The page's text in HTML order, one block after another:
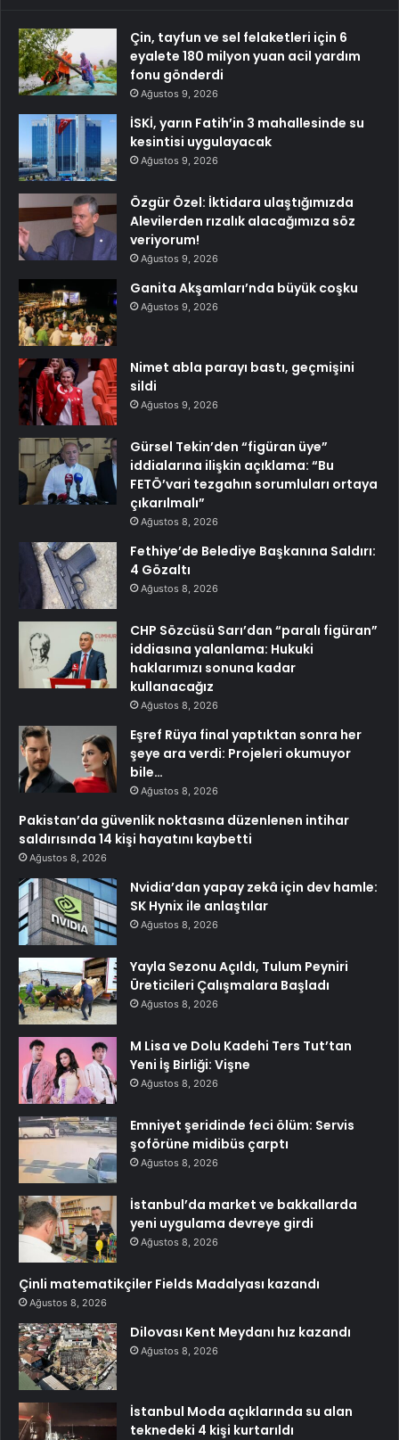
Çin, tayfun ve sel felaketleri için 6
eyalete 180 milyon yuan acil yardım
fonu gönderdi
Ağustos 9, 2026
İSKİ, yarın Fatih’in 3 mahallesinde su
kesintisi uygulayacak
Ağustos 9, 2026
Özgür Özel: İktidara ulaştığımızda
Alevilerden rızalık alacağımıza söz
veriyorum!
Ağustos 9, 2026
Ganita Akşamları’nda büyük coşku
Ağustos 9, 2026
Nimet abla parayı bastı, geçmişini
sildi
Ağustos 9, 2026
Gürsel Tekin’den “figüran üye”
iddialarına ilişkin açıklama: “Bu
FETÖ’vari tezgahın sorumluları ortaya
çıkarılmalı”
Ağustos 8, 2026
Fethiye’de Belediye Başkanına Saldırı:
4 Gözaltı
Ağustos 8, 2026
CHP Sözcüsü Sarı’dan “paralı figüran”
iddiasına yalanlama: Hukuki
haklarımızı sonuna kadar
kullanacağız
Ağustos 8, 2026
Eşref Rüya final yaptıktan sonra her
şeye ara verdi: Projeleri okumuyor
bile…
Ağustos 8, 2026
Pakistan’da güvenlik noktasına düzenlenen intihar
saldırısında 14 kişi hayatını kaybetti
Ağustos 8, 2026
Nvidia’dan yapay zekâ için dev hamle:
SK Hynix ile anlaştılar
Ağustos 8, 2026
Yayla Sezonu Açıldı, Tulum Peyniri
Üreticileri Çalışmalara Başladı
Ağustos 8, 2026
M Lisa ve Dolu Kadehi Ters Tut’tan
Yeni İş Birliği: Vişne
Ağustos 8, 2026
Emniyet şeridinde feci ölüm: Servis
şoförüne midibüs çarptı
Ağustos 8, 2026
İstanbul’da market ve bakkallarda
yeni uygulama devreye girdi
Ağustos 8, 2026
Çinli matematikçiler Fields Madalyası kazandı
Ağustos 8, 2026
Dilovası Kent Meydanı hız kazandı
Ağustos 8, 2026
İstanbul Moda açıklarında su alan
teknedeki 4 kişi kurtarıldı